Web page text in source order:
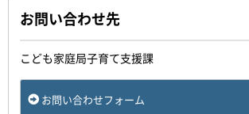
お問い合わせ先
こども家庭局子育て支援課
お問い合わせフォーム